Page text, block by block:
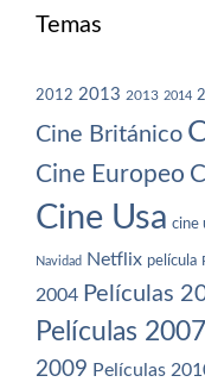
Temas
2012 2013 2013 2014
Cine Británico
Cine Europeo
Cine Usa cine
Navidad Netflix película
2004 Películas
Películas 2007
2009 Películas